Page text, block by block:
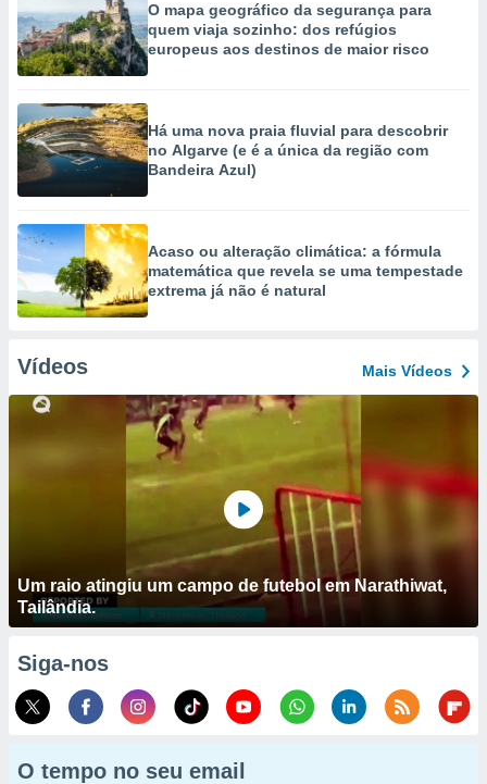
O mapa geográfico da segurança para
quem viaja sozinho: dos refúgios
europeus aos destinos de maior risco
Há uma nova praia fluvial para descobrir
no Algarve (e é a única da região com
Bandeira Azul)
Acaso ou alteração climática: a fórmula
matemática que revela se uma tempestade
extrema já não é natural
Vídeos Mais Vídeos
Um raio atingiu um campo de futebol em Narathiwat,
Tailândia.
Siga-nos
O tempo no seu email